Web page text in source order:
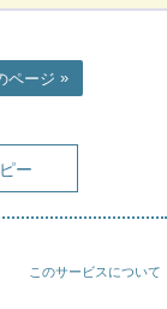
ページ
ー
このサービスについて